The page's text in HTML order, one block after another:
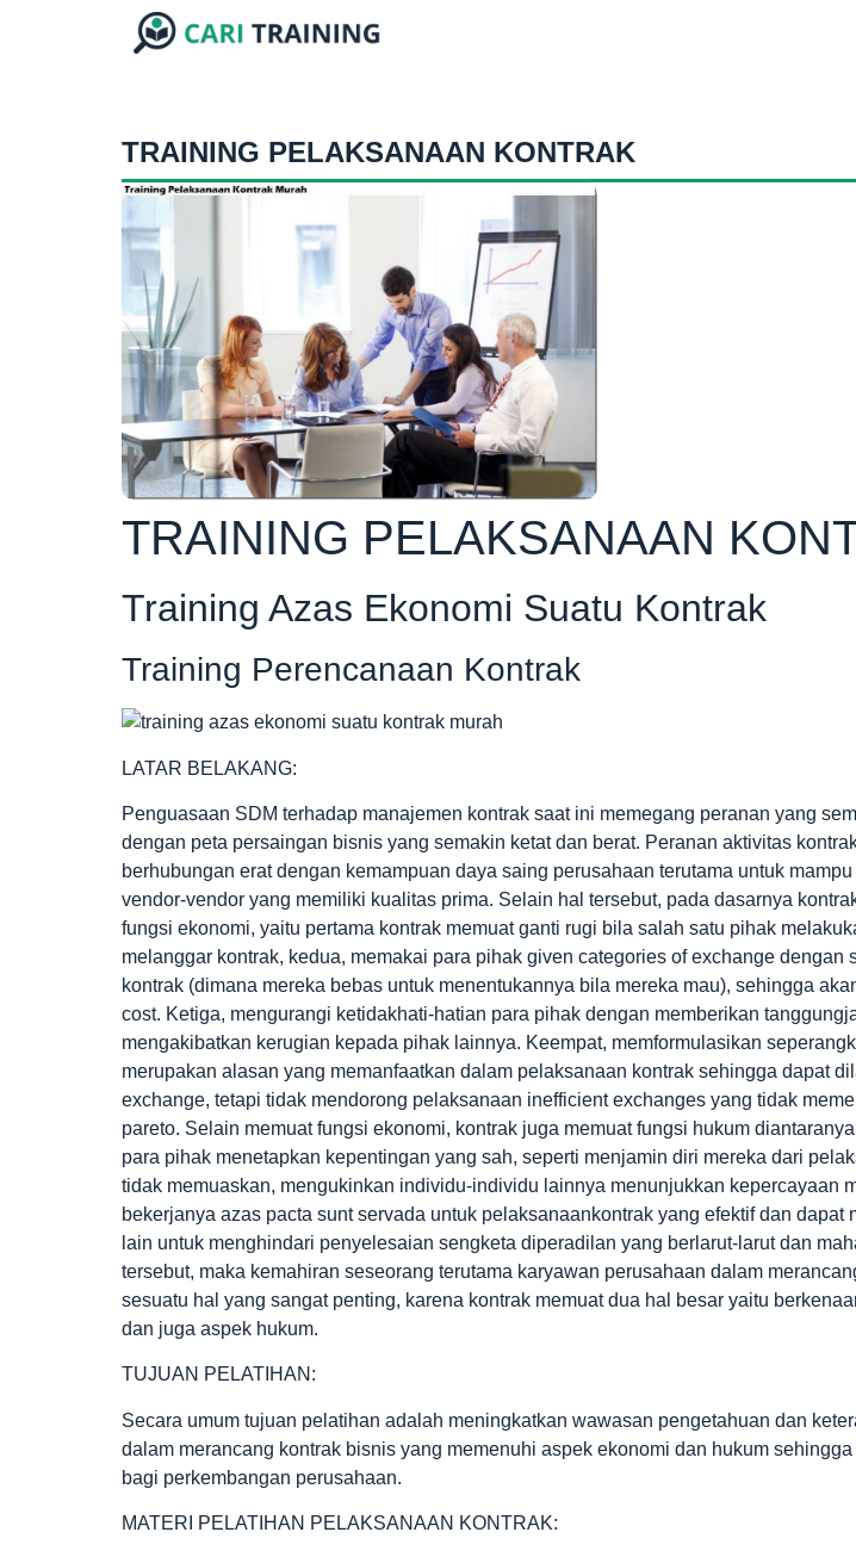
TRAINING PELAKSANAAN KONTRAK
TRAINING PELAKSANAAN
Training Azas Ekonomi Suatu Kontrak
Training Perencanaan Kontrak
LATAR BELAKANG:
Penguasaan SDM terhadap manajemen kontrak saat ini memegang peranan yang
dengan peta persaingan bisnis yang semakin ketat dan berat. Peranan aktivitas
berhubungan erat dengan kemampuan daya saing perusahaan terutama untuk
vendor-vendor yang memiliki kualitas prima. Selain hal tersebut, pada dasarnya
fungsi ekonomi, yaitu pertama kontrak memuat ganti rugi bila salah satu pihak
melanggar kontrak, kedua, memakai para pihak given categories of exchange dengan
kontrak (dimana mereka bebas untuk menentukannya bila mereka mau), sehingga
cost. Ketiga, mengurangi ketidakhati-hatian para pihak dengan memberikan
mengakibatkan kerugian kepada pihak lainnya. Keempat, memformulasikan
merupakan alasan yang memanfaatkan dalam pelaksanaan kontrak sehingga dapat
exchange, tetapi tidak mendorong pelaksanaan inefficient exchanges yang tidak
pareto. Selain memuat fungsi ekonomi, kontrak juga memuat fungsi hukum
para pihak menetapkan kepentingan yang sah, seperti menjamin diri mereka dari
tidak memuaskan, mengukinkan individu-individu lainnya menunjukkan kepercayaan
bekerjanya azas pacta sunt servada untuk pelaksanaankontrak yang efektif dan dapat
lain untuk menghindari penyelesaian sengketa diperadilan yang berlarut-larut dan
tersebut, maka kemahiran seseorang terutama karyawan perusahaan dalam
sesuatu hal yang sangat penting, karena kontrak memuat dua hal besar yaitu
dan juga aspek hukum.
TUJUAN PELATIHAN:
Secara umum tujuan pelatihan adalah meningkatkan wawasan pengetahuan dan
dalam merancang kontrak bisnis yang memenuhi aspek ekonomi dan hukum
bagi perkembangan perusahaan.
MATERI PELATIHAN PELAKSANAAN KONTRAK: